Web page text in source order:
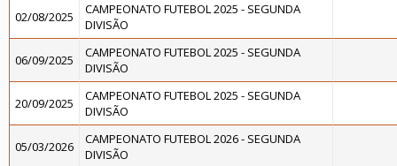
02/08/2025
CAMPEONATO FUTEBOL 2025 - SEGUNDA
DIVISÃO
06/09/2025
CAMPEONATO FUTEBOL 2025 - SEGUNDA
DIVISÃO
20/09/2025
CAMPEONATO FUTEBOL 2025 - SEGUNDA
DIVISÃO
05/03/2026
CAMPEONATO FUTEBOL 2026 - SEGUNDA
DIVISÃO